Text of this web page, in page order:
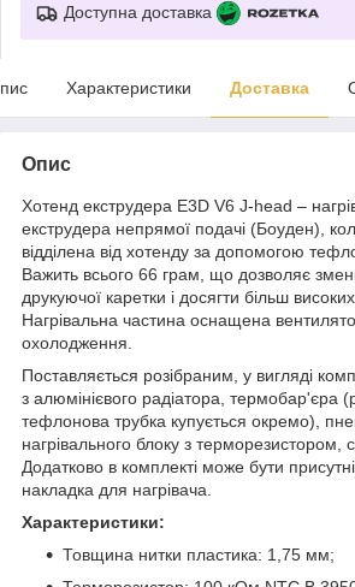
Доступна доставка
Характеристики Доставка
Опис
Хотенд екструдера E3D V6 J-head –
екструдера непрямої подачі (Боуден),
відділена від хотенду за допомогою
Важить всього 66 грам, що дозволяє
друкуючої каретки і досягти більш
Нагрівальна частина оснащена
охолодження.
Поставляється розібраним, у вигляді
з алюмінієвого радіатора, термобар'єра
тефлонова трубка купується окремо),
нагрівального блоку з терморезистором,
Додатково в комплекті може бути
накладка для нагрівача.
Характеристики:
Товщина нитки пластика: 1,75 мм;